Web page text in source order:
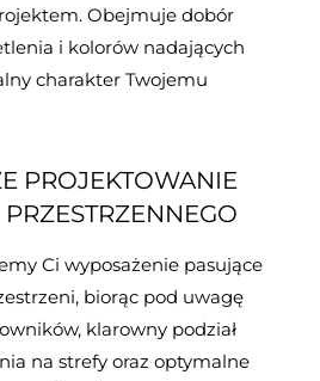
Obejmuje dobór
i kolorów nadających
charakter Twojemu
PROJEKTOWANIE
Ci wyposażenie pasujące
biorąc pod uwagę
klarowny podział
na strefy oraz optymalne